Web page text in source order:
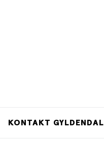
KONTAKT GYLDENDAL